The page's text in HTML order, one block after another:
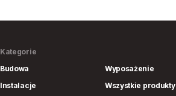
Kategorie
Budowa
Instalacje
Wyposażenie
Wszystkie produkty